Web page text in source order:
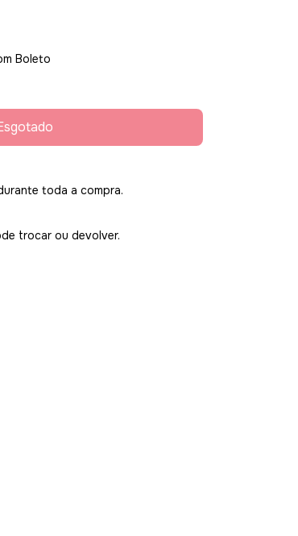
Boleto
toda a compra.
trocar ou devolver.